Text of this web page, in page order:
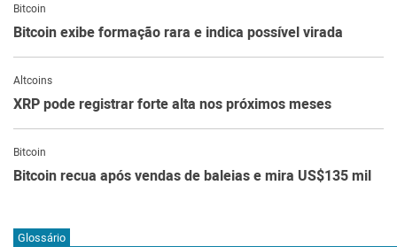
Bitcoin
Bitcoin exibe formação rara e indica possível virada
Altcoins
XRP pode registrar forte alta nos próximos meses
Bitcoin
Bitcoin recua após vendas de baleias e mira US$135 mil
Glossário